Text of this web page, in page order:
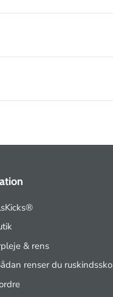
& rens
renser du ruskindssko